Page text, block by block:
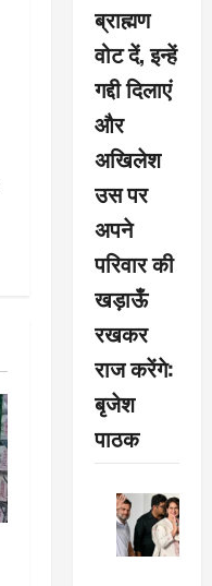
ब्राह्मण
वोट दें, इन्हें
गद्दी दिलाएं
और
अखिलेश
उस पर
अपने
परिवार की
खड़ाऊँ
रखकर
राज करेंगे:
बृजेश
पाठक